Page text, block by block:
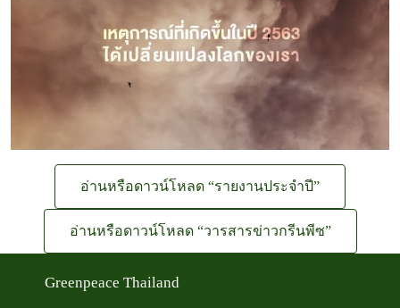
อ่านหรือดาวน์โหลด “รายงานประจำปี”
อ่านหรือดาวน์โหลด “วารสารข่าวกรีนพีซ”
Greenpeace Thailand